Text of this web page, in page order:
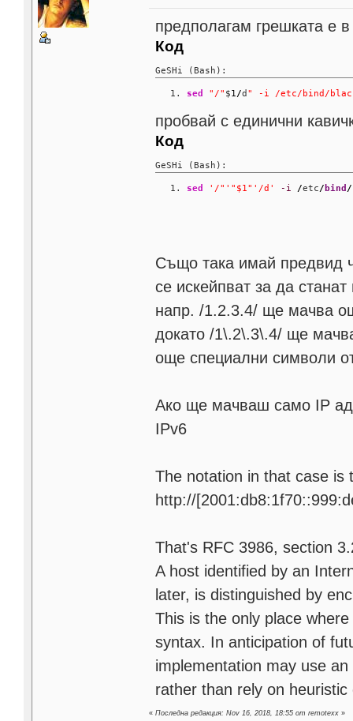
предполагам грешката е
Код
GeSHi (Bash):
sed "/" $1/d " -i /etc/bind/
пробвай с единични
Код
GeSHi (Bash):
sed '/"' "$1" '/d' -i /etc/ bind /
Също така имай предвид
се искейпват за да
напр. /1.2.3.4/ ще мачва
докато /1\.2\.3\.4/ ще
още специални символи
Ако ще мачваш само IP
IPv6
The notation in that case is
http://
That's RFC 3986, section
A host identified by an
later, is distinguished by
This is the only place
syntax. In anticipation of
implementation may use
rather than rely on
«Последна редакция: Nov 16, 2018, 18:55 от remotexx »